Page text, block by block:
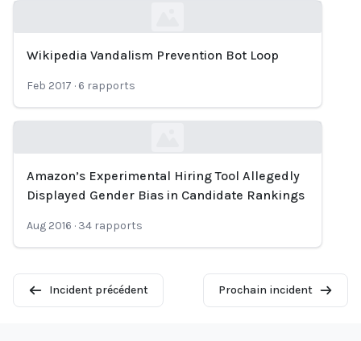
Loading...
Wikipedia Vandalism Prevention Bot Loop
Feb 2017 · 6 rapports
Loading...
Amazon’s Experimental Hiring Tool Allegedly
Displayed Gender Bias in Candidate Rankings
Aug 2016 · 34 rapports
Incident précédent Prochain incident